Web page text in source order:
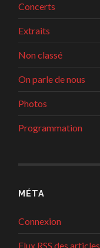
Concerts
Extraits
Non classé
On parle de nous
Photos
Programmation
MÉTA
Connexion
Flux RSS des articles